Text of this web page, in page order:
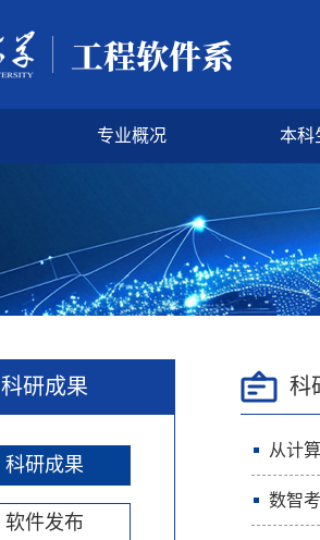
专业概况 本科
科研成果
科研成果
软件发布
科
从计
数智